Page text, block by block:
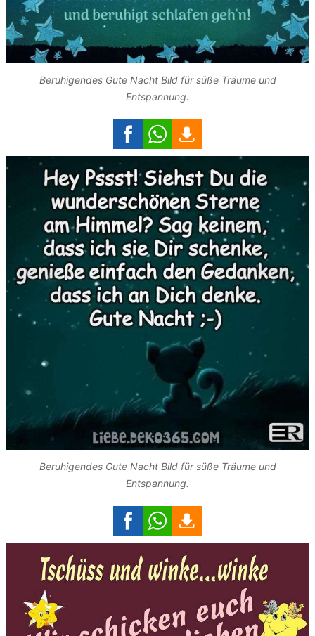
Beruhigendes Gute Nacht Bild für süße Träume und
Entspannung.
Beruhigendes Gute Nacht Bild für süße Träume und
Entspannung.